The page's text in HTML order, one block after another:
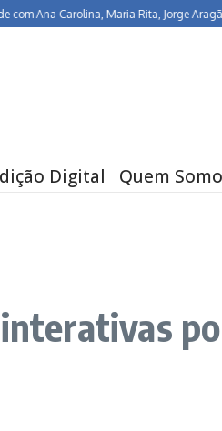
Ana Carolina, Maria Rita, Jorge Aragão e
Digital Quem